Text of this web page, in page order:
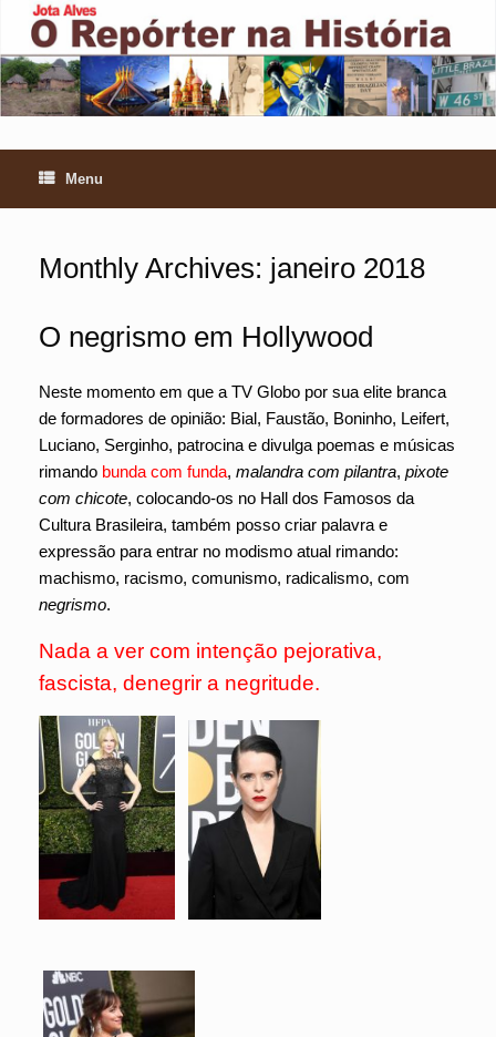
content
Menu
Monthly Archives: janeiro 2018
O negrismo em Hollywood
Neste momento em que a TV Globo por sua elite branca
de formadores de opinião: Bial, Faustão, Boninho, Leifert,
Luciano, Serginho, patrocina e divulga poemas e músicas
rimando bunda com funda, malandra com pilantra, pixote
com chicote, colocando-os no Hall dos Famosos da
Cultura Brasileira, também posso criar palavra e
expressão para entrar no modismo atual rimando:
machismo, racismo, comunismo, radicalismo, com
negrismo.
Nada a ver com intenção pejorativa,
fascista, denegrir a negritude.